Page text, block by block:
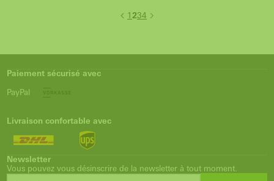
1 234
Paiement sécurisé avec
PayPal
Livraison confortable avec
Newsletter
Vous pouvez vous désinscrire de la newsletter à tout moment.